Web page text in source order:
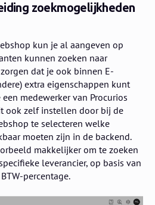
zoekmogelijkheden
kun je al aangeven op
kunnen zoeken naar
dat je ook binnen E-
extra eigenschappen kunt
medewerker van Procurios
ook zelf instellen door bij de
te selecteren welke
moeten zijn in de backend.
makkelijker om te zoeken
leverancier, op basis van
percentage.